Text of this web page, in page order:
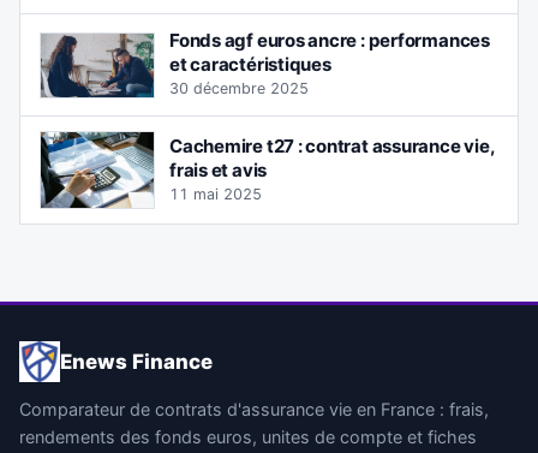
Fonds agf euros ancre : performances
et caractéristiques
30 décembre 2025
Cachemire t27 : contrat assurance vie,
frais et avis
11 mai 2025
Enews Finance
Comparateur de contrats d'assurance vie en France : frais,
rendements des fonds euros, unites de compte et fiches